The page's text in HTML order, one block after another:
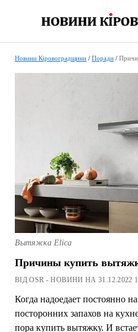
Новини Кіровоградщини/ Поради/
Вытяжка Elica
Причины купить
ВІД OSR - НОВИНИ НА 31.12.2022
Когда надоедает постоянно
посторонних запахов на
пора купить вытяжку. И